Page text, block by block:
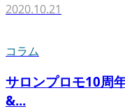
2020.10.21
コラム
サロンプロモ10周
&...